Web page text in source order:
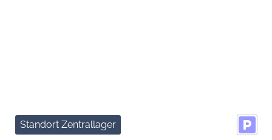
Standort Zentrallager